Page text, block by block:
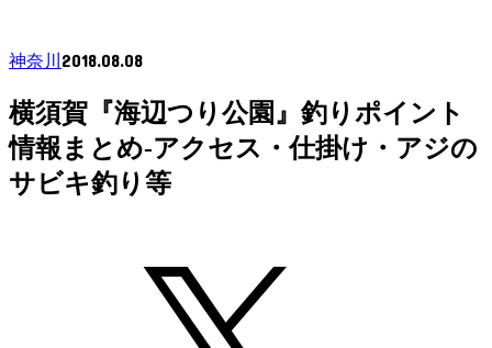
神奈川 2018.08.08
横須賀『海辺つり公園』釣りポイント
情報まとめ-アクセス・仕掛け・アジの
サビキ釣り等